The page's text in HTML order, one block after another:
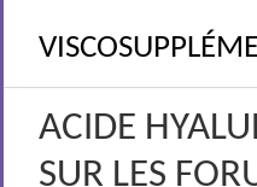
ACIDE
SUR LES